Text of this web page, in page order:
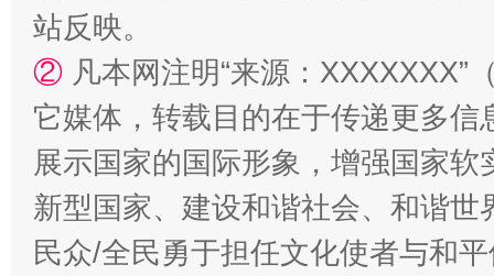
招工难、用工荒背后
站反映。
② 凡本网注明“来源：
它媒体，转载目的在于传递更多
展示国家的国际形象，增强国家
新型国家、建设和谐社会、和谐
民众/全民勇于担任文化使者与和